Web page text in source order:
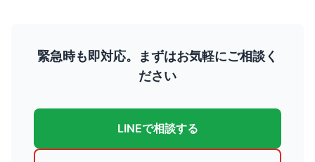
緊急時も即対応。まずはお気軽にご相談く
ださい
LINEで相談する